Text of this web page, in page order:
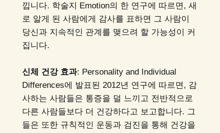
낍니다. 학술지 Emotion의 한 연구에 따르면, 새
로 알게 된 사람에게 감사를 표하면 그 사람이
당신과 지속적인 관계를 맺으려 할 가능성이 커
집니다.
신체 건강 효과: Personality and Individual
Differences에 발표된 2012년 연구에 따르면, 감
사하는 사람들은 통증을 덜 느끼고 전반적으로
다른 사람들보다 더 건강하다고 보고합니다. 그
들은 또한 규칙적인 운동과 검진을 통해 건강을